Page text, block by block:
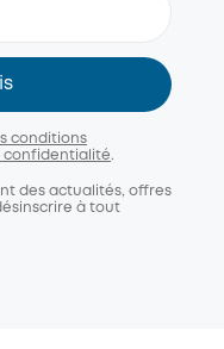
conditions
confidentialité.
des actualités, offres
à tout